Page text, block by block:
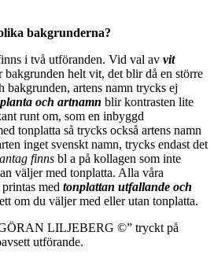
bakgrunderna?
i två utföranden. Vid val av vit
bakgrunden helt vit, det blir då en större
bakgrunden, artens namn trycks ej
och artnamn blir kontrasten lite
runt om, som en inbyggd
tonplatta så trycks också artens namn
inget svenskt namn, trycks endast det
finns bl a på kollagen som inte
väljer med tonplatta. Alla våra
med tonplattan utfallande och
om du väljer med eller utan tonplatta.
LILJEBERG ©” tryckt på
utförande.